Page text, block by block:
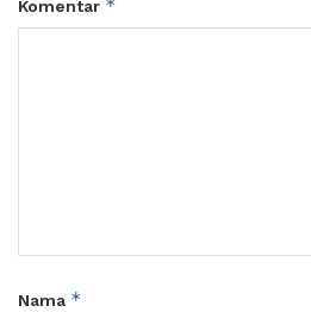
Komentar *
Nama *